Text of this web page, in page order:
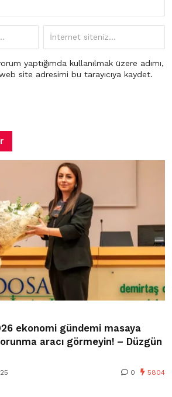
yaptığımda kullanılmak üzere adımı,
site adresimi bu tarayıcıya kaydet.
ekonomi gündemi masaya
aracı görmeyin! – Düzgün
0 5804